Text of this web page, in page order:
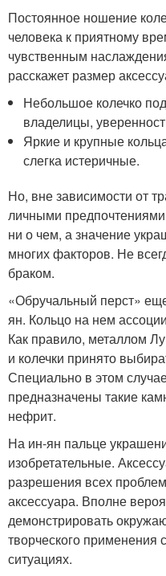
Постоянное ношение
человека к приятному
чувственным
расскажет размер
Небольшое колечко
владелицы,
Яркие и крупные
слегка истеричные.
Но, вне зависимости от
личными
ни о чем, а значение
многих факторов. Не
браком.
«Обручальный перст»
ян. Кольцо на нем
Как правило, металлом
и колечки принято
Специально в этом
предназначены такие
нефрит.
На ин-ян пальце
изобретательные.
разрешения всех
аксессуара. Вполне
демонстрировать
творческого
ситуациях.